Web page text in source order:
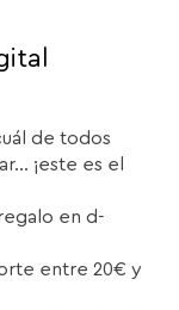
de todos
¡este es el
en d-
entre 20€ y